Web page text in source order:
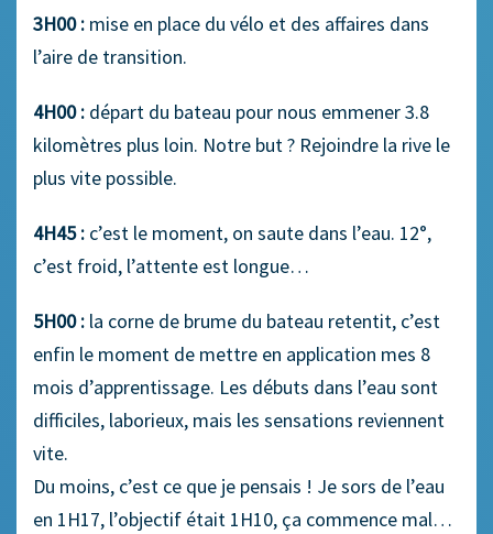
3H00 : mise en place du vélo et des affaires dans
l’aire de transition.
4H00 : départ du bateau pour nous emmener 3.8
kilomètres plus loin. Notre but ? Rejoindre la rive le
plus vite possible.
4H45 : c’est le moment, on saute dans l’eau. 12°,
c’est froid, l’attente est longue…
5H00 : la corne de brume du bateau retentit, c’est
enfin le moment de mettre en application mes 8
mois d’apprentissage. Les débuts dans l’eau sont
difficiles, laborieux, mais les sensations reviennent
vite.
Du moins, c’est ce que je pensais ! Je sors de l’eau
en 1H17, l’objectif était 1H10, ça commence mal…